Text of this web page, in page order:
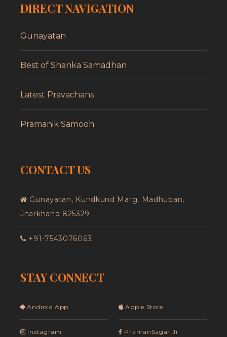
DIRECT NAVIGATION
Gunayatan
Best of Shanka Samadhan
Latest Pravachans
Pramanik Samooh
CONTACT US
Gunayatan, Kundkund Marg, Madhuban,
Jharkhand 825329
+91-7543076063
STAY CONNECT
Android App
Instagram
Apple Store
PramanSagar Ji